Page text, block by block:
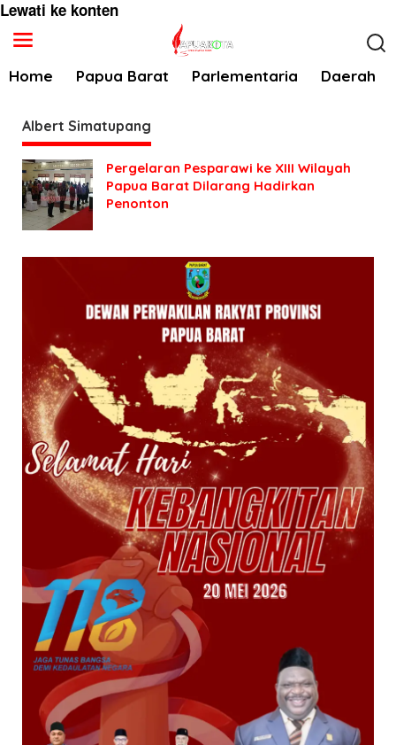
Lewati ke konten
Home Papua Barat Parlementaria Daerah
Albert Simatupang
Pergelaran Pesparawi ke XIII Wilayah
Papua Barat Dilarang Hadirkan
Penonton